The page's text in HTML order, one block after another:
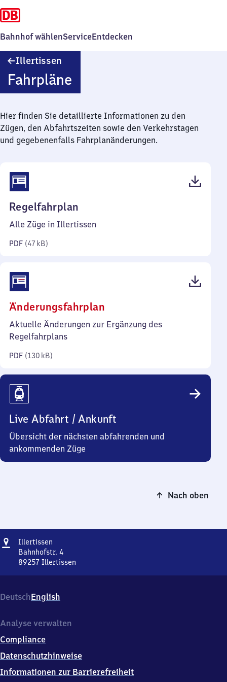
Bahnhof wählenServiceEntdecken
Illertissen
Fahrpläne
Hier finden Sie detaillierte Informationen zu den
Zügen, den Abfahrtszeiten sowie den Verkehrstagen
und gegebenenfalls Fahrplanänderungen.
Regelfahrplan
47
Alle Züge in Illertissen
PDF (47 kB)
Änderungsfahrplan
130
Aktuelle Änderungen zur Ergänzung des
Regelfahrplans
PDF (130 kB)
Live Abfahrt / Ankunft
Übersicht der nächsten abfahrenden und
ankommenden Züge
Nach oben
Adresse
Illertissen
Bahnhofstr. 4
89257 Illertissen
4,
8
2
7
Illertissen
DeutschEnglish
Analyse verwalten
Compliance
Datenschutzhinweise
Informationen zur Barrierefreiheit